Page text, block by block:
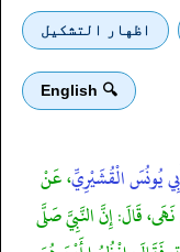
اظهار التشكيل
🔍 English
يُونُسَ الْقُشَيْرِيِّ، عَنْ
قَالَ: إِنَّ النَّبِيَّ صَلَّى